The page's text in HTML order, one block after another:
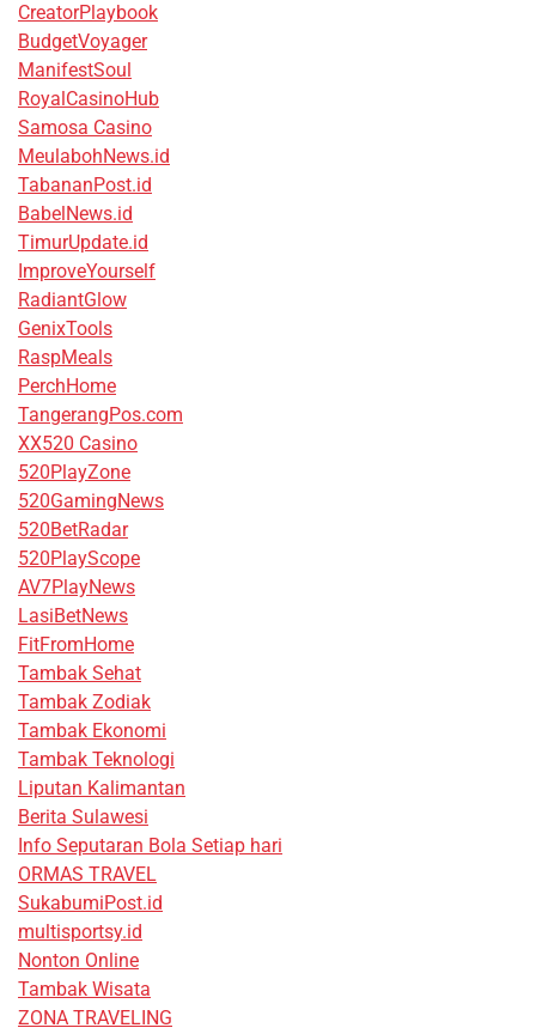
CreatorPlaybook
BudgetVoyager
ManifestSoul
RoyalCasinoHub
Samosa Casino
MeulabohNews.id
TabananPost.id
BabelNews.id
TimurUpdate.id
ImproveYourself
RadiantGlow
GenixTools
RaspMeals
PerchHome
TangerangPos.com
XX520 Casino
520PlayZone
520GamingNews
520BetRadar
520PlayScope
AV7PlayNews
LasiBetNews
FitFromHome
Tambak Sehat
Tambak Zodiak
Tambak Ekonomi
Tambak Teknologi
Liputan Kalimantan
Berita Sulawesi
Info Seputaran Bola Setiap hari
ORMAS TRAVEL
SukabumiPost.id
multisportsy.id
Nonton Online
Tambak Wisata
ZONA TRAVELING